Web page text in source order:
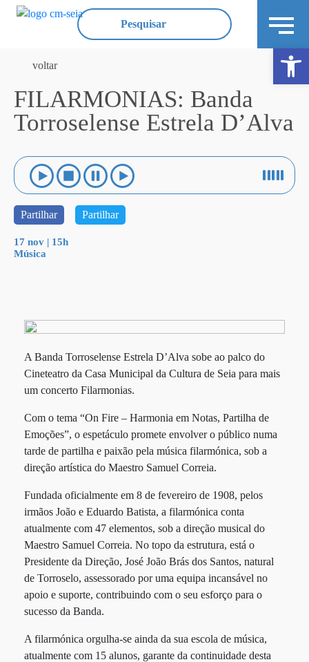
voltar
FILARMONIAS: Banda
Torroselense Estrela D’Alva
Partilhar Partilhar
17 nov | 15h
Música
A Banda Torroselense Estrela D’Alva sobe ao palco do
Cineteatro da Casa Municipal da Cultura de Seia para mais
um concerto Filarmonias.
Com o tema “On Fire – Harmonia em Notas, Partilha de
Emoções”, o espetáculo promete envolver o público numa
tarde de partilha e paixão pela música filarmónica, sob a
direção artística do Maestro Samuel Correia.
Fundada oficialmente em 8 de fevereiro de 1908, pelos
irmãos João e Eduardo Batista, a filarmónica conta
atualmente com 47 elementos, sob a direção musical do
Maestro Samuel Correia. No topo da estrutura, está o
Presidente da Direção, José João Brás dos Santos, natural
de Torroselo, assessorado por uma equipa incansável no
apoio e suporte, contribuindo com o seu esforço para o
sucesso da Banda.
A filarmónica orgulha-se ainda da sua escola de música,
atualmente com 15 alunos, garante da continuidade desta